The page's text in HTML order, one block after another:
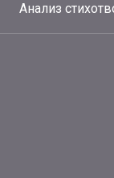
Анализ